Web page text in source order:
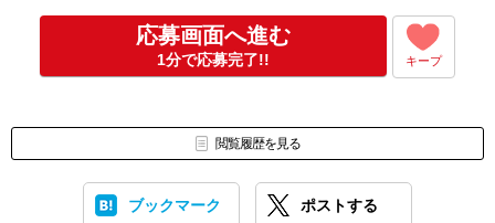
【在職中の方へ】
日中の連絡が難しい、そんな方は遅い時間でもメール送付いただけ
れば問題ありません。
＜弊社は、応募フォームにご入力して頂いた性別および生年月日を
応募画面へ進む
1分で応募完了!! キープ
閲覧履歴を見る
ブックマーク ポストする